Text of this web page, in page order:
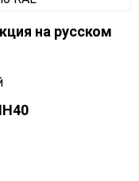
на русском